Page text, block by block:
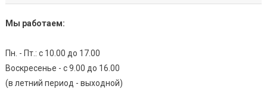
Мы работаем:
Пн. - Пт.: с 10.00 до 17.00
Воскресенье - с 9.00 до 16.00
(в летний период - выходной)